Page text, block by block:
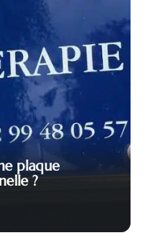
plaque
?